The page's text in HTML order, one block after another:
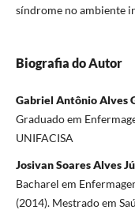
síndrome no ambiente
Biografia do Autor
Gabriel Antônio Alves
Graduado em
UNIFACISA
Josivan Soares Alves
Bacharel em
(2014). Mestrado em